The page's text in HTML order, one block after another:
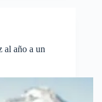
al año a un